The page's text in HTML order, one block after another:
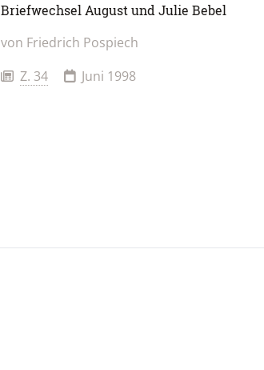
Briefwechsel August und Julie Bebel
von Friedrich Pospiech
Z. 34
Juni 1998